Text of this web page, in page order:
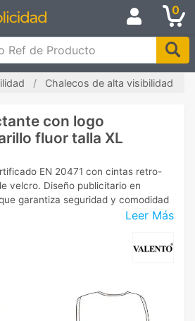
0
de Producto
Chalecos de alta visibilidad
con logo
fluor talla XL
Leer Más
EN 20471 con cintas retro-
velcro. Diseño publicitario en
garantiza seguridad y comodidad